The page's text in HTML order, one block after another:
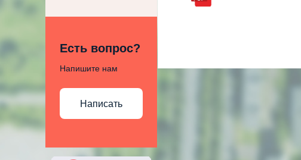
Есть вопрос?
Напишите нам
Написать